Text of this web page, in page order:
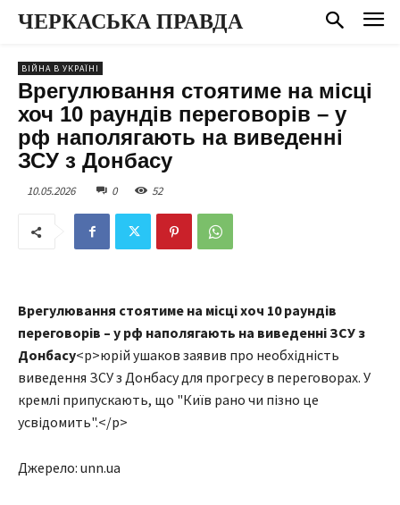
ЧЕРКАСЬКА ПРАВДА
ВІЙНА В УКРАЇНІ
Врегулювання стоятиме на місці
хоч 10 раундів переговорів – у
рф наполягають на виведенні
ЗСУ з Донбасу
10.05.2026 0 52
Врегулювання стоятиме на місці хоч 10 раундів
переговорів – у рф наполягають на виведенні ЗСУ з
Донбасу<p>юрій ушаков заявив про необхідність
виведення ЗСУ з Донбасу для прогресу в переговорах. У
кремлі припускають, що "Київ рано чи пізно це
усвідомить".</p>
Джерело: unn.ua